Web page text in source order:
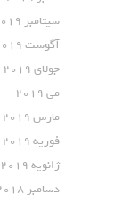
سپتامبر 2019
آگوست 2019
جولای 2019
می 2019
مارس 2019
فوریه 2019
ژانویه 2019
دسامبر 2018